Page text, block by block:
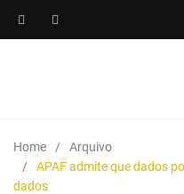
Home
Arquivo
APAF admite que dados
dados